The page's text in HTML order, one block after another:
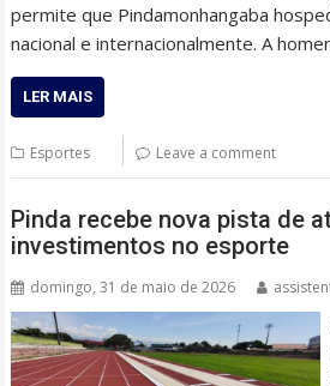
permite que Pindamonhangaba
nacional e internacionalmente. A
LER MAIS
Esportes Leave a comment
Pinda recebe nova pista de
investimentos no esporte
domingo, 31 de maio de 2026